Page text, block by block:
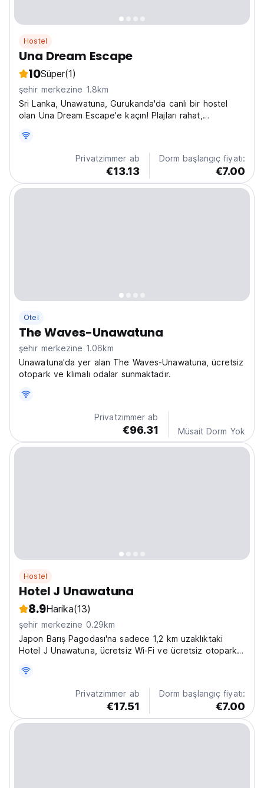
Hostel
Una Dream Escape
10Süper(1)
şehir merkezine 1.8km
Sri Lanka, Unawatuna, Gurukanda'da canlı bir hostel
olan Una Dream Escape'e kaçın! Plajları rahat,
seyahat edenler için mükemmel. (Auto-translated from
Privatzimmer ab
€13.13
Dorm başlangıç fiyatı:
€7.00
Otel
The Waves-Unawatuna
şehir merkezine 1.06km
Unawatuna'da yer alan The Waves-Unawatuna, ücretsiz
otopark ve klimalı odalar sunmaktadır.
Privatzimmer ab
€96.31 Müsait Dorm Yok
Hostel
Hotel J Unawatuna
8.9Harika(13)
şehir merkezine 0.29km
Japon Barış Pagodası'na sadece 1,2 km uzaklıktaki
Hotel J Unawatuna, ücretsiz Wi-Fi ve ücretsiz otopark
Privatzimmer ab
€17.51
Dorm başlangıç fiyatı:
€7.00